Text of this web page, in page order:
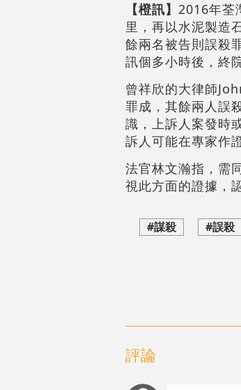
【橙訊】 2016年荃
里，再以水泥製造
餘兩名被告則誤殺
訊個多小時後，終
曾祥欣的大律師
罪成，其餘兩人誤
識，上訴人案發時
訴人可能在專家作
法官林文瀚指，需
視此方面的證據，
#謀殺 #誤殺
評論